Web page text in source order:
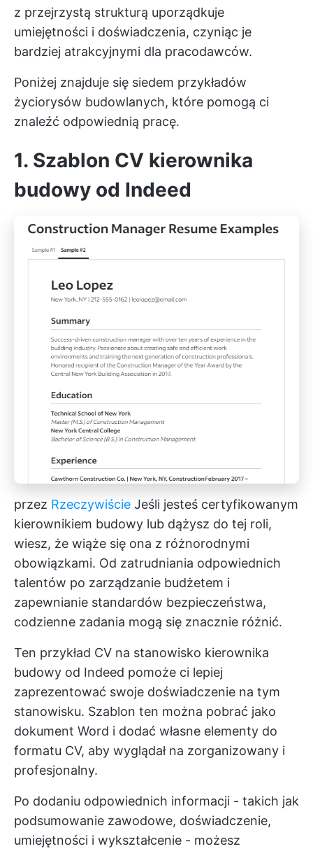
z przejrzystą strukturą uporządkuje
umiejętności i doświadczenia, czyniąc je
bardziej atrakcyjnymi dla pracodawców.
Poniżej znajduje się siedem przykładów
życiorysów budowlanych, które pomogą ci
znaleźć odpowiednią pracę.
1. Szablon CV kierownika
budowy od Indeed
przez Rzeczywiście Jeśli jesteś certyfikowanym
kierownikiem budowy lub dążysz do tej roli,
wiesz, że wiąże się ona z różnorodnymi
obowiązkami. Od zatrudniania odpowiednich
talentów po zarządzanie budżetem i
zapewnianie standardów bezpieczeństwa,
codzienne zadania mogą się znacznie różnić.
Ten przykład CV na stanowisko kierownika
budowy od Indeed pomoże ci lepiej
zaprezentować swoje doświadczenie na tym
stanowisku. Szablon ten można pobrać jako
dokument Word i dodać własne elementy do
formatu CV, aby wyglądał na zorganizowany i
profesjonalny.
Po dodaniu odpowiednich informacji - takich jak
podsumowanie zawodowe, doświadczenie,
umiejętności i wykształcenie - możesz